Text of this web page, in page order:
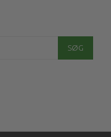
SØG